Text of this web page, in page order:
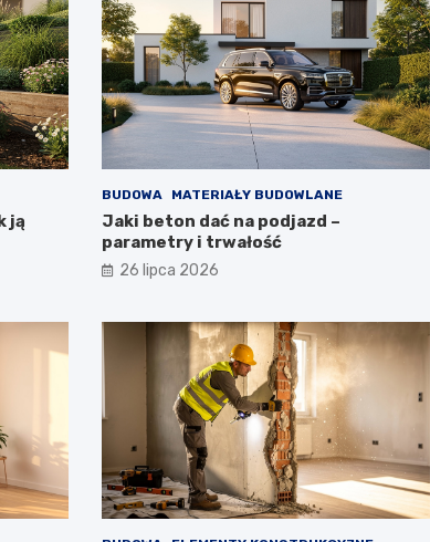
ją
BUDOWA MATERIAŁY BUDOWLANE
Jaki beton dać na podjazd –
parametry i trwałość
26 lipca 2026